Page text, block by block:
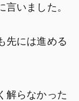
いました。
先には進める
解らなかった